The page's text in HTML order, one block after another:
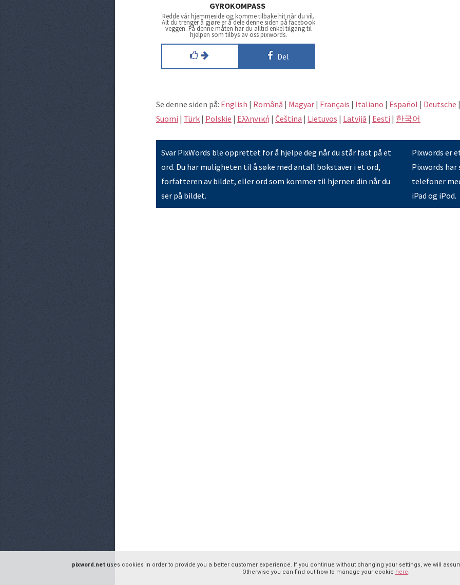
GYROKOMPASS
Redde vår hjemmeside og komme tilbake hit når du vil.
Alt du trenger å gjøre er å dele denne siden på facebook
veggen. På denne måten har du alltid enkel tilgang til
hjelpen som tilbys av oss pixwords.
Del
Se denne siden på: English | Română | Magyar | Français | Italiano | Español | Deutsche |
Suomi | Türk | Polskie | Eλληνική | Čeština | Lietuvos | Latvijā | Eesti | 한국어
Svar PixWords ble opprettet for å hjelpe deg når du står fast på et
ord. Du har muligheten til å søke med antall bokstaver i et ord,
forfatteren av bildet, eller ord som kommer til hjernen din når du
ser på bildet.
Pixwords er
Pixwords
telefoner
iPad og iPod.
pixword.net uses cookies in order to provide you a better customer experience. If you continue without changing your settings, we will
Otherwise you can find out how to manage your cookie here.